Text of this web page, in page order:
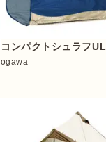
コンパクトシュラフUL
ogawa